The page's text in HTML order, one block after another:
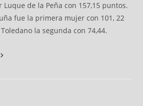
Luque de la Peña con 157,15 puntos.
fue la primera mujer con 101, 22
la segunda con 74,44.